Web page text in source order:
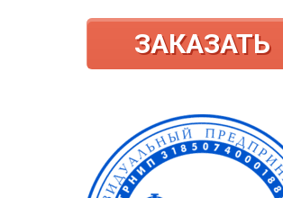
ЗАКАЗАТЬ